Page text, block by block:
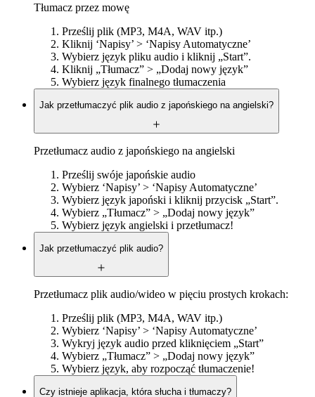
Tłumacz przez mowę
Prześlij plik (MP3, M4A, WAV itp.)
Kliknij ‘Napisy’ > ‘Napisy Automatyczne’
Wybierz język pliku audio i kliknij „Start”.
Kliknij „Tłumacz” > „Dodaj nowy język”
Wybierz język finalnego tłumaczenia
Jak przetłumaczyć plik audio z japońskiego na angielski?
Przetłumacz audio z japońskiego na angielski
Prześlij swóje japońskie audio
Wybierz ‘Napisy’ > ‘Napisy Automatyczne’
Wybierz język japoński i kliknij przycisk „Start”.
Wybierz „Tłumacz” > „Dodaj nowy język”
Wybierz język angielski i przetłumacz!
Jak przetłumaczyć plik audio?
Przetłumacz plik audio/wideo w pięciu prostych krokach:
Prześlij plik (MP3, M4A, WAV itp.)
Wybierz ‘Napisy’ > ‘Napisy Automatyczne’
Wykryj język audio przed kliknięciem „Start”
Wybierz „Tłumacz” > „Dodaj nowy język”
Wybierz język, aby rozpocząć tłumaczenie!
Czy istnieje aplikacja, która słucha i tłumaczy?